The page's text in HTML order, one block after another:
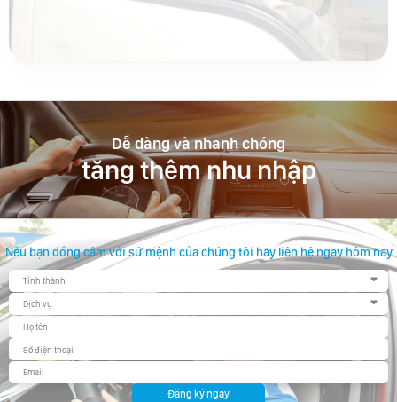
Dễ dàng và nhanh chóng
tăng thêm nhu nhập
Nếu bạn đồng cảm với sứ mệnh của chúng tôi hãy liên hệ ngay hôm nay
Đăng ký ngay